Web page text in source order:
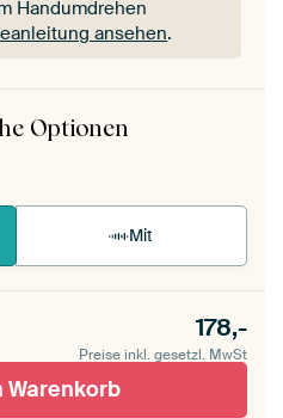
Handumdrehen
ansehen.
Handumdrehen
ansehen
Optionen
Mit
178,-
Preise inkl. gesetzl. MwSt
Warenkorb